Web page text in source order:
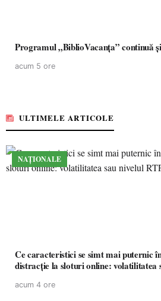
Programul „BiblioVacanța” continuă
acum 5 ore
ULTIMELE ARTICOLE
NAȚIONALE
Ce caracteristici se simt mai puternic
distracție la sloturi online: volatilitatea
acum 4 ore